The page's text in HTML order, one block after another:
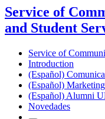
Service of
and Student
Service of
Introduction
(Español)
(Español) Marketing
(Español) Alumni
Novedades